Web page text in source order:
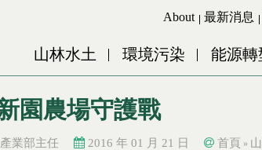
Jump to Navigation
Jump to Main content
About 最新消息
山林水土 環境污染 能源轉
園農場守護戰
業部主任 2016 年 01 月 21 日 首頁 »